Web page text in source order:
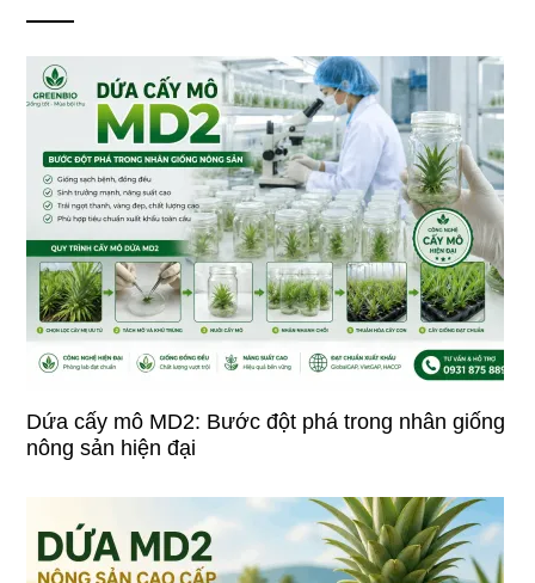
Dứa cấy mô MD2: Bước đột phá trong nhân giống
nông sản hiện đại